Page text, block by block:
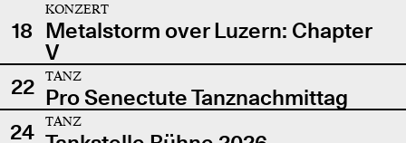
18
KONZERT
Metalstorm over Luzern: Chapter
V
22
TANZ
Pro Senectute Tanznachmittag
24
TANZ